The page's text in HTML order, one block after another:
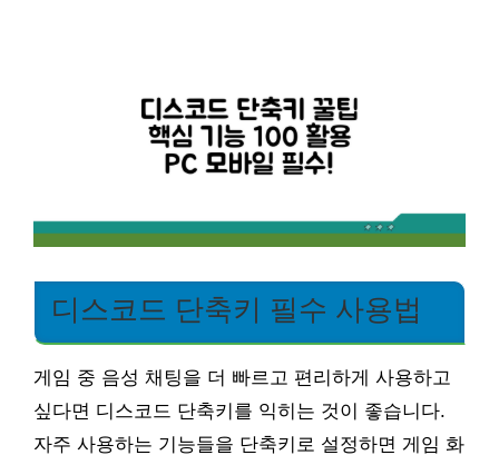
디스코드 단축키 필수 사용법
게임 중 음성 채팅을 더 빠르고 편리하게 사용하고
싶다면 디스코드 단축키를 익히는 것이 좋습니다.
자주 사용하는 기능들을 단축키로 설정하면 게임 화